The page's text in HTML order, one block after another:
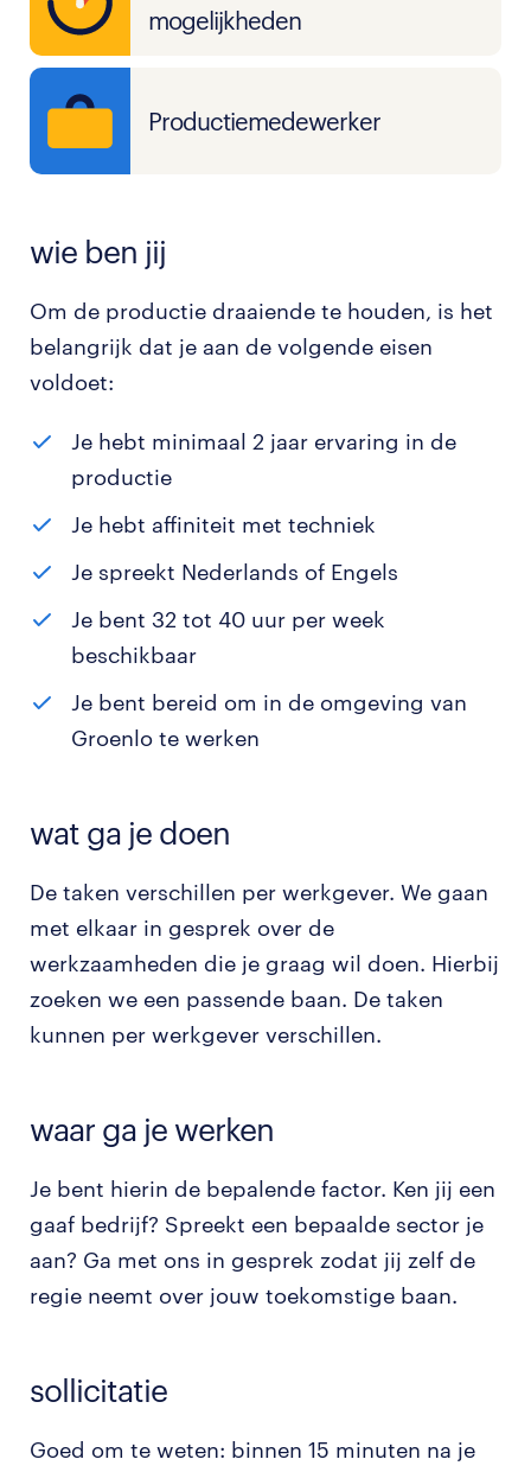
mogelijkheden
Productiemedewerker
wie ben jij
Om de productie draaiende te houden, is het
belangrijk dat je aan de volgende eisen
voldoet:
Je hebt minimaal 2 jaar ervaring in de
productie
Je hebt affiniteit met techniek
Je spreekt Nederlands of Engels
Je bent 32 tot 40 uur per week
beschikbaar
Je bent bereid om in de omgeving van
Groenlo te werken
wat ga je doen
De taken verschillen per werkgever. We gaan
met elkaar in gesprek over de
werkzaamheden die je graag wil doen. Hierbij
zoeken we een passende baan. De taken
kunnen per werkgever verschillen.
waar ga je werken
Je bent hierin de bepalende factor. Ken jij een
gaaf bedrijf? Spreekt een bepaalde sector je
aan? Ga met ons in gesprek zodat jij zelf de
regie neemt over jouw toekomstige baan.
sollicitatie
Goed om te weten: binnen 15 minuten na je